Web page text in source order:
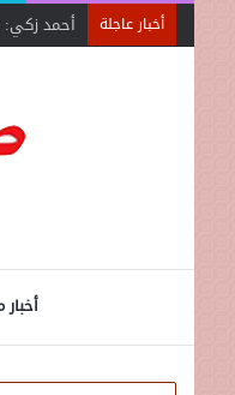
أخبار عاجلة أحمد زكي: